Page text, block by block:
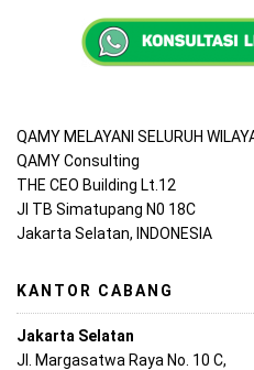
QAMY MELAYANI SELURUH
QAMY Consulting
THE CEO Building Lt.12
Jl TB Simatupang N0 18C
Jakarta Selatan, INDONESIA
KANTOR CABANG
Jakarta Selatan
Jl. Margasatwa Raya No. 10 C,